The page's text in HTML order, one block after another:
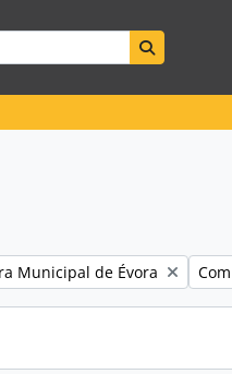
Search
Municipal de Évora